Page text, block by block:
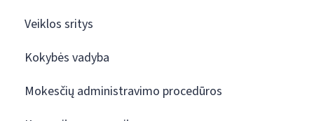
Veiklos sritys
Kokybės vadyba
Mokesčių administravimo procedūros